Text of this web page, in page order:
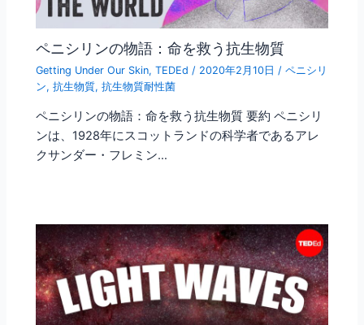
ペニシリンの物語：命を救う抗生物質
Getting Under Our Skin,TEDEd / 2020年2月10日 /ペニシリ
ン,抗生物質,抗生物質耐性菌
ペニシリンの物語：命を救う抗生物質 要約 ペニシリ
ンは、1928年にスコットランドの科学者であるアレ
クサンダー・フレミン…